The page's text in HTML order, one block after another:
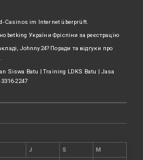
Casinos im Internet überprüft.
betking України ️Фріспіни за реєстрацію
Johnny24? Поради та відгуки про
Siswa Batu | Training LDKS Batu | Jasa
2247
J S M